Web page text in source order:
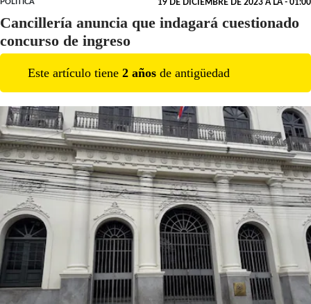
POLÍTICA 19 DE DICIEMBRE DE 2023 A LA - 01:00
Cancillería anuncia que indagará cuestionado
concurso de ingreso
Este artículo tiene 2 años de antigüedad